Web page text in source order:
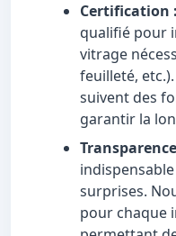
Certification :
qualifié pour
vitrage
feuilleté,
suivent des
garantir la
surprises.
pour chaque